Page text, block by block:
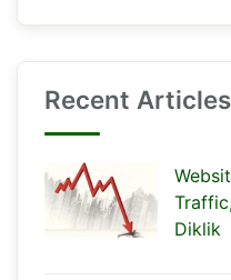
Recent Articles
Diklik